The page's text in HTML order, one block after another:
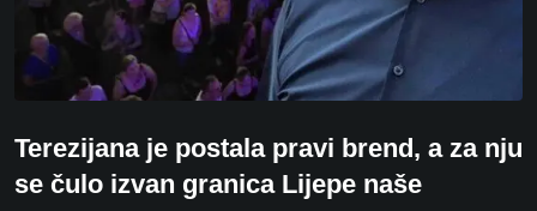
Terezijana je postala pravi brend, a za nju
se čulo izvan granica Lijepe naše